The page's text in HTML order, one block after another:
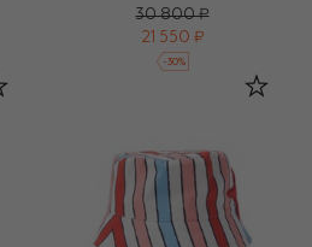
30 800 ₽
21 550 ₽
-30%